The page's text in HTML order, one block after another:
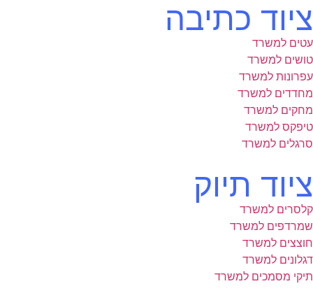
ציוד כתיבה
עטים למשרד
טושים למשרד
עפרונות למשרד
מחדדים למשרד
מחקים למשרד
טיפקס למשרד
סרגלים למשרד
ציוד תיוק
קלסרים למשרד
שמרדפים למשרד
חוצצים למשרד
דגלונים למשרד
תיקי מסמכים למשרד